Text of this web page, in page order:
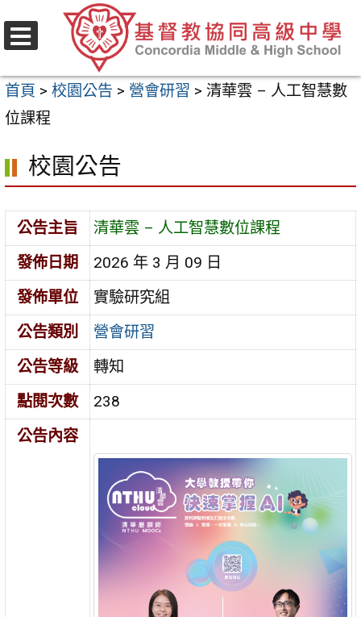
至
要
內
區
首頁 > 校園公告 > 營會研習 > 清華雲 – 人工智慧數
位課程
校園公告
公告主旨
清華雲 – 人工智慧數位課程
發佈日期
2026 年 3 月 09 日
發佈單位
實驗研究組
公告類別
營會研習
公告等級
轉知
點閱次數
238
公告內容
選
單